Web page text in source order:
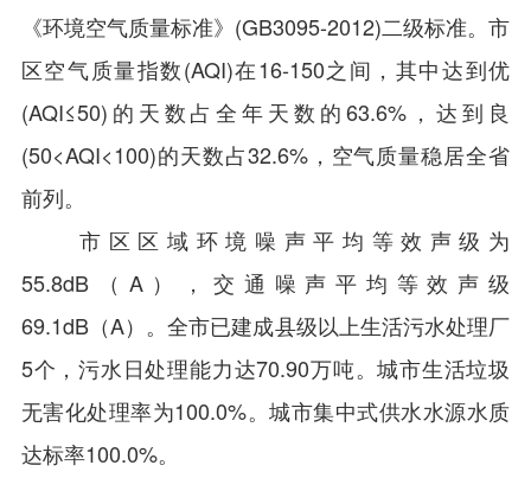
《环境空气质量标准》(GB3095-2012)二级标准。市
区空气质量指数(AQI)在16-150之间，其中达到优
(AQI≤50)的天数占全年天数的63.6%，达到良
(50<AQI<100)的天数占32.6%，空气质量稳居全省
前列。
市区区域环境噪声平均等效声级为
55.8dB（A），交通噪声平均等效声级
69.1dB（A）。全市已建成县级以上生活污水处理厂
5个，污水日处理能力达70.90万吨。城市生活垃圾
无害化处理率为100.0%。城市集中式供水水源水质
达标率100.0%。